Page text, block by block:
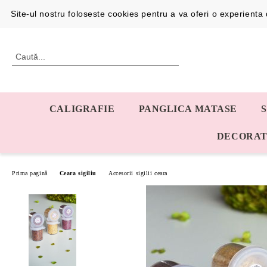
Profil 0726192387
CALIGRAFIE PANGLICA MATASE
Prima pagină Ceara sigiliu Accesorii sigilii ceara
Site-ul nostru foloseste cookies pentru a va oferi o